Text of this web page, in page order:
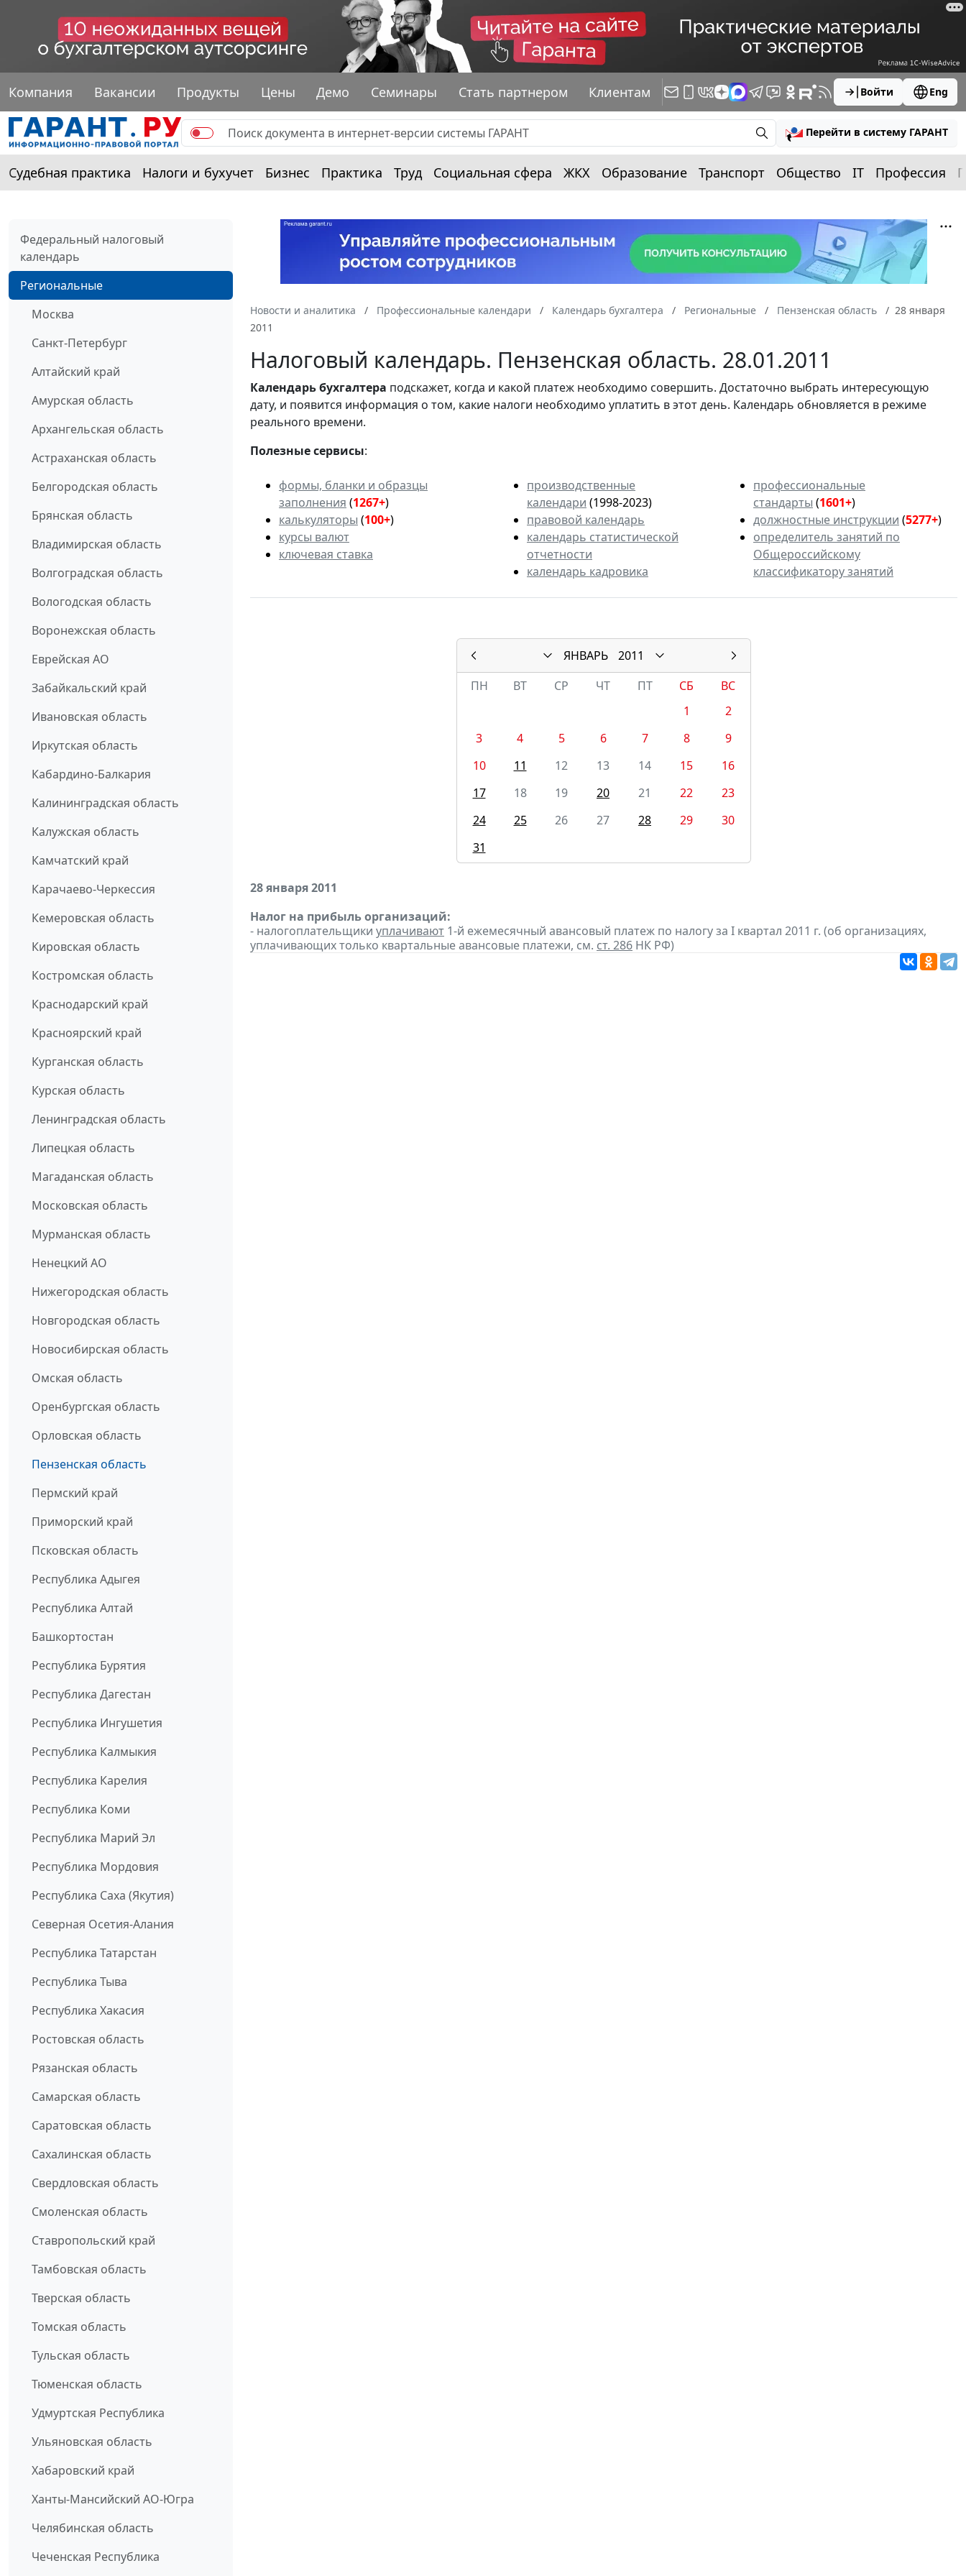
Компания Вакансии Продукты Цены Демо Семинары Стать партнером Клиентам Войти Eng
Перейти в систему ГАРАНТ
Судебная практика Налоги и бухучет Бизнес Практика Труд Социальная сфера ЖКХ Образование Транспорт Общество IT Профессия
Федеральный налоговый
календарь
Региональные
Москва
Санкт-Петербург
Алтайский край
Амурская область
Архангельская область
Астраханская область
Белгородская область
Брянская область
Владимирская область
Волгоградская область
Вологодская область
Воронежская область
Еврейская АО
Забайкальский край
Ивановская область
Иркутская область
Кабардино-Балкария
Калининградская область
Калужская область
Камчатский край
Карачаево-Черкессия
Кемеровская область
Кировская область
Костромская область
Краснодарский край
Красноярский край
Курганская область
Курская область
Ленинградская область
Липецкая область
Магаданская область
Московская область
Мурманская область
Ненецкий АО
Нижегородская область
Новгородская область
Новосибирская область
Омская область
Оренбургская область
Орловская область
Пензенская область
Пермский край
Приморский край
Псковская область
Республика Адыгея
Республика Алтай
Башкортостан
Республика Бурятия
Республика Дагестан
Республика Ингушетия
Республика Калмыкия
Республика Карелия
Республика Коми
Республика Марий Эл
Республика Мордовия
Республика Саха (Якутия)
Северная Осетия-Алания
Республика Татарстан
Республика Тыва
Республика Хакасия
Ростовская область
Рязанская область
Самарская область
Саратовская область
Сахалинская область
Свердловская область
Смоленская область
Ставропольский край
Тамбовская область
Тверская область
Томская область
Тульская область
Тюменская область
Удмуртская Республика
Ульяновская область
Хабаровский край
Ханты-Мансийский АО-Югра
Челябинская область
Чеченская Республика
Новости и аналитика Профессиональные календари Календарь бухгалтера Региональные Пензенская область
28 января
2011
Налоговый календарь. Пензенская область. 28.01.2011
Календарьбухгалтера подскажет, когда и какой платеж необходимо совершить. Достаточно выбрать интересующую
дату, и появится информация о том, какие налоги необходимо уплатить в этот день. Календарь обновляется в режиме
реального времени.
Полезные сервисы:
формы, бланки и образцы
заполнения (1267+)
калькуляторы (100+)
курсы валют
ключевая ставка
производственные
календари (1998-2023)
правовой календарь
календарь статистической
отчетности
календарь кадровика
профессиональные
стандарты (1601+)
должностные инструкции (5277+)
определитель занятий по
Общероссийскому
классификатору занятий
ЯНВАРЬ
2011
ПН
ВТ СР ЧТ ПТ СБ
ВС
1
2
3
4 5 6 7 8
9
10
11 12 13 14 15
16
17
18 19 20 21 22
23
24
25 26 27 28 29
30
31
28 января 2011
Налог на прибыль организаций:
- налогоплательщики уплачивают 1-й ежемесячный авансовый платеж по налогу за I квартал 2011 г. (об организациях,
уплачивающих только квартальные авансовые платежи, см. ст. 286 НК РФ)